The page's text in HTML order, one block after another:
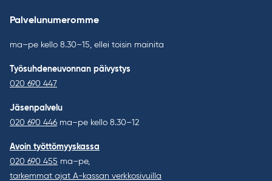
Palvelunumeromme
ma–pe kello 8.30–15, ellei toisin mainita
Työsuhdeneuvonnan päivystys
020 690 447
Jäsenpalvelu
020 690 446 ma–pe kello 8.30–12
Avoin työttömyyskassa
020 690 455 ma–pe,
tarkemmat ajat A-kassan verkkosivuilla